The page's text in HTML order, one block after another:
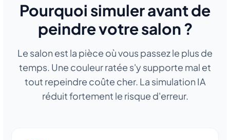
Pourquoi simuler avant de
peindre votre salon ?
Le salon est la pièce où vous passez le plus de
temps. Une couleur ratée s'y supporte mal et
tout repeindre coûte cher. La simulation IA
réduit fortement le risque d'erreur.